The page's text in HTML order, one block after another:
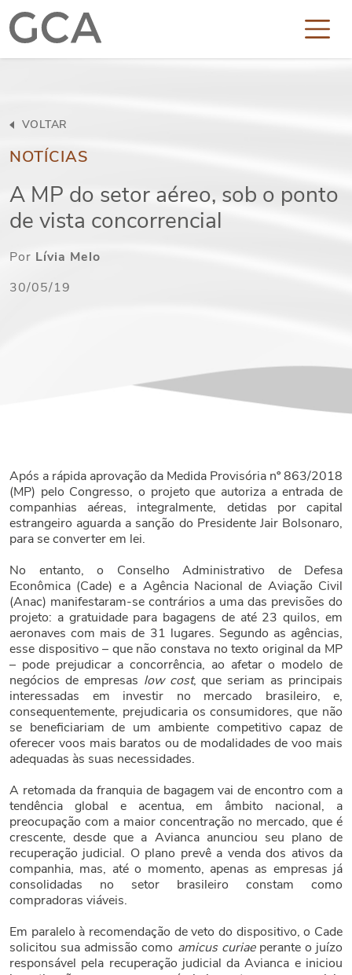
NOTÍCIAS
VOLTAR
A MP do setor aéreo, sob o ponto
de vista concorrencial
Por Lívia Melo
30/05/19
Após a rápida aprovação da Medida Provisória nº 863/2018
(MP) pelo Congresso, o projeto que autoriza a entrada de
companhias aéreas, integralmente, detidas por capital
estrangeiro aguarda a sanção do Presidente Jair Bolsonaro,
para se converter em lei.
No entanto, o Conselho Administrativo de Defesa
Econômica (Cade) e a Agência Nacional de Aviação Civil
(Anac) manifestaram-se contrários a uma das previsões do
projeto: a gratuidade para bagagens de até 23 quilos, em
aeronaves com mais de 31 lugares. Segundo as agências,
esse dispositivo – que não constava no texto original da MP
– pode prejudicar a concorrência, ao afetar o modelo de
negócios de empresas low cost, que seriam as principais
interessadas em investir no mercado brasileiro, e,
consequentemente, prejudicaria os consumidores, que não
se beneficiariam de um ambiente competitivo capaz de
oferecer voos mais baratos ou de modalidades de voo mais
adequadas às suas necessidades.
A retomada da franquia de bagagem vai de encontro com a
tendência global e acentua, em âmbito nacional, a
preocupação com a maior concentração no mercado, que é
crescente, desde que a Avianca anunciou seu plano de
recuperação judicial. O plano prevê a venda dos ativos da
companhia, mas, até o momento, apenas as empresas já
consolidadas no setor brasileiro constam como
compradoras viáveis.
Em paralelo à recomendação de veto do dispositivo, o Cade
solicitou sua admissão como amicus curiaeperante o juízo
responsável pela recuperação judicial da Avianca e iniciou